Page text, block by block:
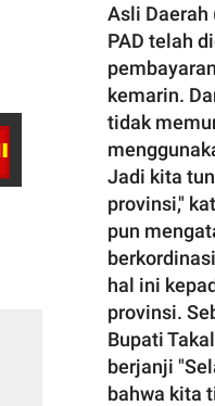
Asli Daerah
PAD telah
kemarin.
tidak
Jadi kita
provinsi,"
pun
hal ini
provinsi.
Bupati
berjanji
bahwa kita